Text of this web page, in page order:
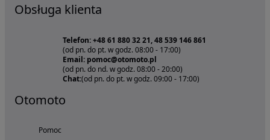
Obsługa klienta
Telefon: +48 61 880 32 21, 48 539 146 861
(od pn. do pt. w godz. 08:00 - 17:00)
Email: pomoc@otomoto.pl
(od pn. do nd. w godz. 08:00 - 20:00)
Chat:(od pn. do pt. w godz. 09:00 - 17:00)
Otomoto
Pomoc